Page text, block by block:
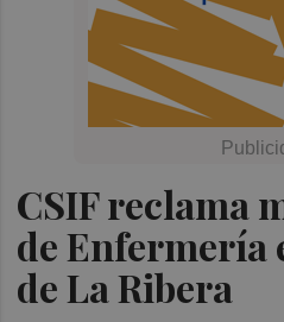
CSIF reclama
de Enfermería
de La Ribera